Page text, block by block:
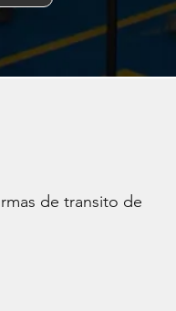
de transito de